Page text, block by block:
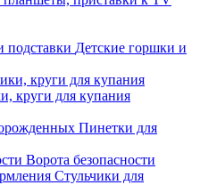
Детские горшки и
круги для купания
Пинетки для
Ворота безопасности
Стульчики для